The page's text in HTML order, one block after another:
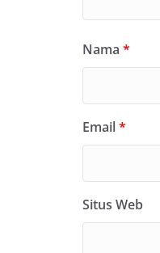
Nama *
Email*
Situs Web